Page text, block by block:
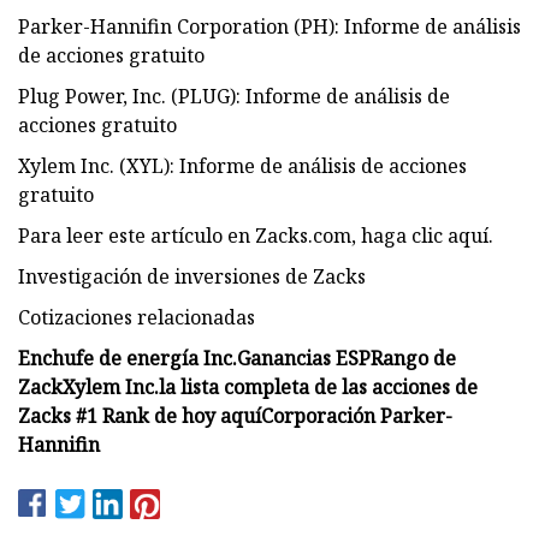
Parker-Hannifin Corporation (PH): Informe de análisis
de acciones gratuito
Plug Power, Inc. (PLUG): Informe de análisis de
acciones gratuito
Xylem Inc. (XYL): Informe de análisis de acciones
gratuito
Para leer este artículo en Zacks.com, haga clic aquí.
Investigación de inversiones de Zacks
Cotizaciones relacionadas
Enchufe de energía Inc.Ganancias ESPRango de
ZackXylem Inc.la lista completa de las acciones de
Zacks #1 Rank de hoy aquíCorporación Parker-
Hannifin